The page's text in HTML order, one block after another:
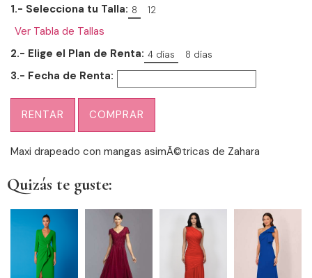
1.- Selecciona tu Talla: 8 12
Ver Tabla de Tallas
2.- Elige el Plan de Renta: 4 días 8 días
3.- Fecha de Renta:
RENTAR COMPRAR
Maxi drapeado con mangas asimÃ©tricas de Zahara
Quizás te guste: